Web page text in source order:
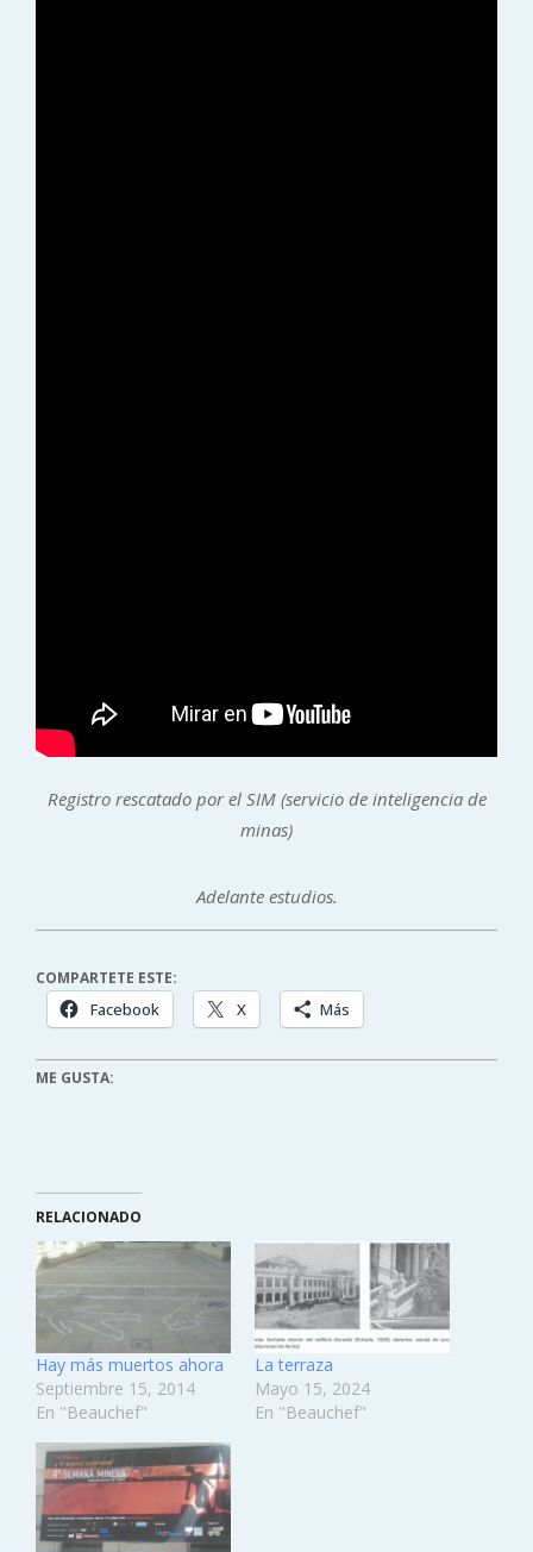
Registro rescatado por el SIM (servicio de inteligencia de
minas)
Adelante estudios.
COMPARTETE ESTE:
Facebook X Más
ME GUSTA:
RELACIONADO
Hay más muertos ahora
Septiembre 15, 2014
En "Beauchef"
La terraza
Mayo 15, 2024
En "Beauchef"